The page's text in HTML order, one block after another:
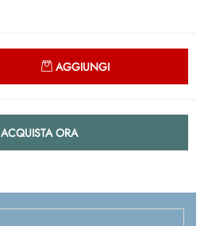
AGGIUNGI
ACQUISTA ORA